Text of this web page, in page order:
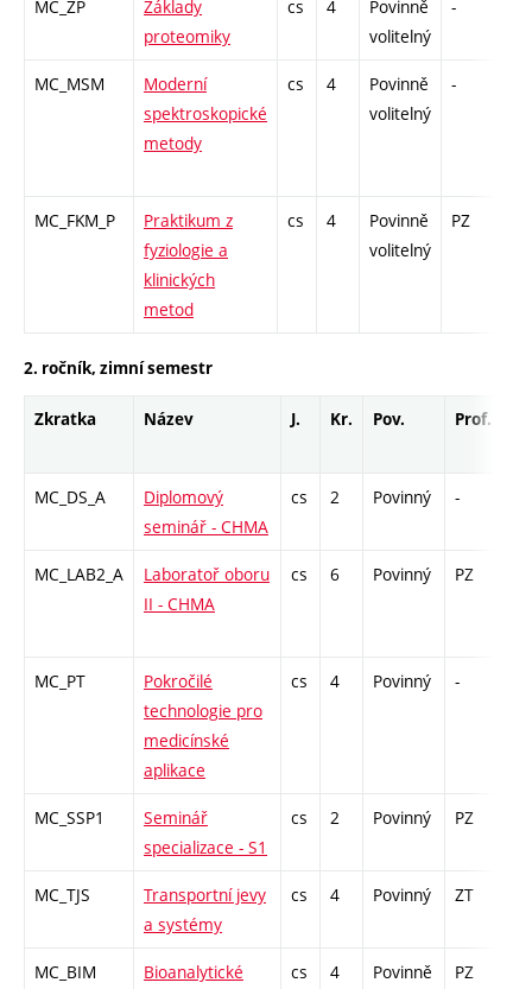
MC_ZP
Základy
proteomiky
cs 4
Povinně
volitelný
-
MC_MSM
Moderní
spektroskopické
metody
cs 4
Povinně
volitelný
-
MC_FKM_P
Praktikum z
fyziologie a
klinických
metod
cs 4
Povinně
volitelný
PZ
2. ročník, zimní semestr
Zkratka Název J. Kr. Pov. Prof.
MC_DS_A
Diplomový
seminář - CHMA
cs 2 Povinný -
MC_LAB2_A
Laboratoř oboru
II - CHMA
cs 6 Povinný PZ
MC_PT
Pokročilé
technologie pro
medicínské
aplikace
cs 4 Povinný -
MC_SSP1
Seminář
specializace - S1
cs 2 Povinný PZ
MC_TJS
Transportní jevy
a systémy
cs 4 Povinný ZT
MC_BIM
Bioanalytické
cs 4
Povinně
PZ